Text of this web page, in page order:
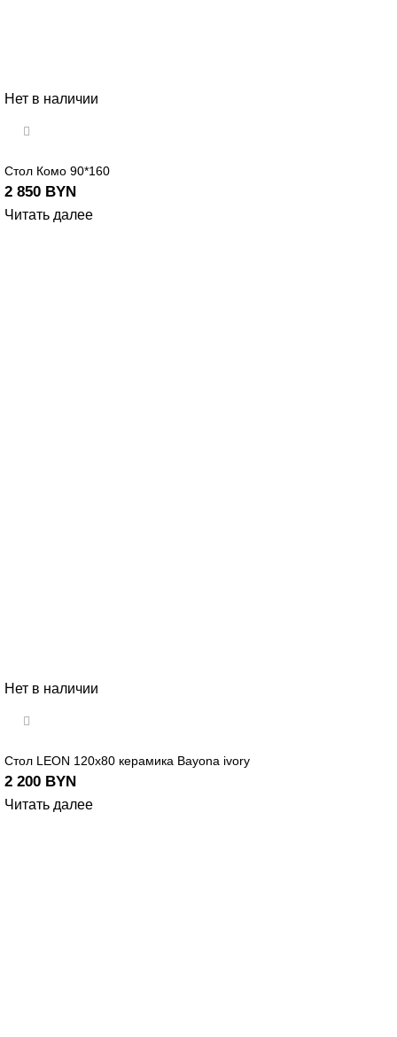
Нет в наличии
Стол Комо 90*160
2 850 BYN
Читать далее
Нет в наличии
Стол LEON 120х80 керамика Bayona ivory
2 200 BYN
Читать далее